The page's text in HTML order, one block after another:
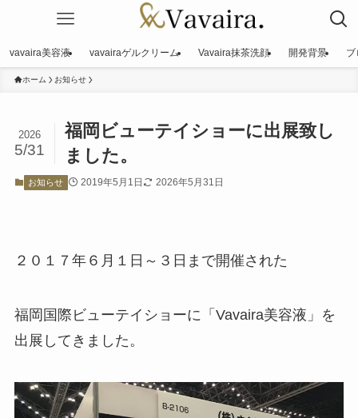
vavaira美容液 vavairaゲルクリーム Vavaira抹茶洗顔 開発背景 ブ
ホーム お知らせ
福岡ビューテイショーに出展致し
ました。
2026
5/31
お知らせ 2019年5月1日 2026年5月31日
２０１７年６月１日～３日まで開催された
福岡国際ビューテイショーに「Vavaira美容液」を
出展してきました。